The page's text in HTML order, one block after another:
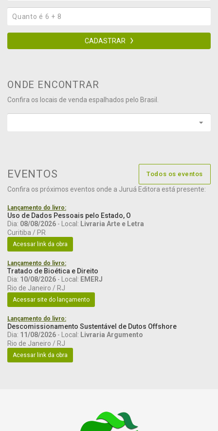
CADASTRAR
ONDE ENCONTRAR
Confira os locais de venda espalhados pelo Brasil.
EVENTOS Todos os eventos
Confira os próximos eventos onde a Juruá Editora está presente:
Lançamento do livro:
Uso de Dados Pessoais pelo Estado, O
Dia: 08/08/2026 - Local: Livraria Arte e Letra
Curitiba / PR
Acessar link da obra
Lançamento do livro:
Tratado de Bioética e Direito
Dia: 10/08/2026 - Local: EMERJ
Rio de Janeiro / RJ
Acessar site do lançamento
Lançamento do livro:
Descomissionamento Sustentável de Dutos Offshore
Dia: 11/08/2026 - Local: Livraria Argumento
Rio de Janeiro / RJ
Acessar link da obra